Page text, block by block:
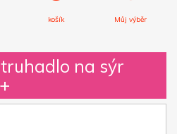
košík Můj výběr
na sýr